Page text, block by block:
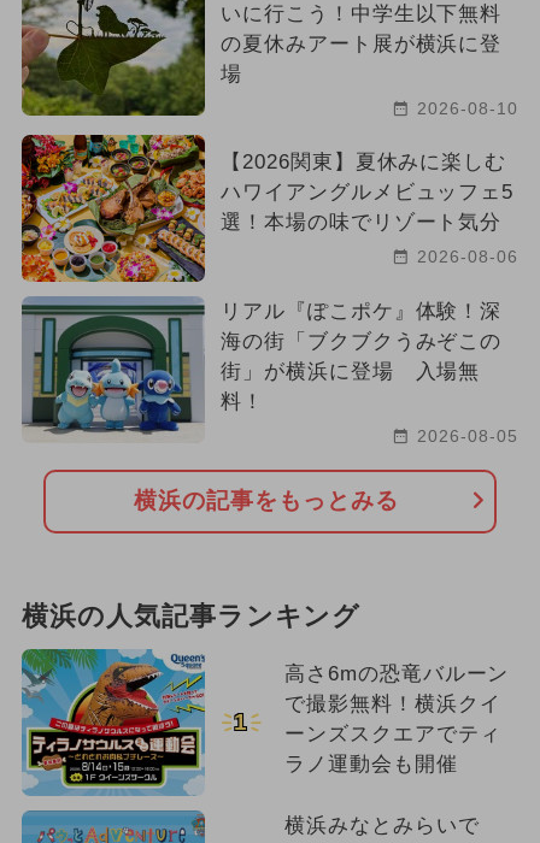
いに行こう！中学生以下無料
の夏休みアート展が横浜に登
場
2026-08-10
【2026関東】夏休みに楽しむ
ハワイアングルメビュッフェ5
選！本場の味でリゾート気分
2026-08-06
リアル『ぽこポケ』体験！深
海の街「ブクブクうみぞこの
街」が横浜に登場 入場無
料！
2026-08-05
横浜の記事をもっとみる
横浜の人気記事ランキング
1
高さ6mの恐竜バルーン
で撮影無料！横浜クイ
ーンズスクエアでティ
ラノ運動会も開催
横浜みなとみらいで